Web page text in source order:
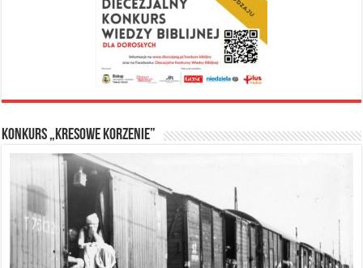
Konkurs „Kresowe Korzenie”